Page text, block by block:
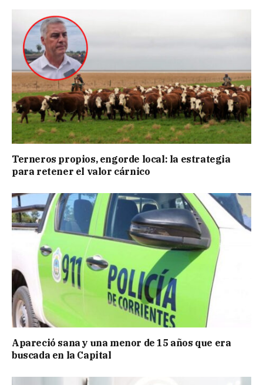
Terneros propios, engorde local: la estrategia
para retener el valor cárnico
Apareció sana y una menor de 15 años que era
buscada en la Capital